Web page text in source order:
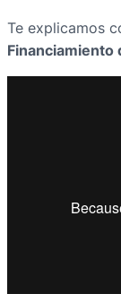
Te explicamos
Financiamiento